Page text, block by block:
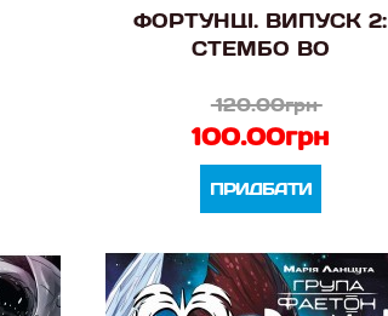
ФОРТУНЦІ. ВИПУСК 2:
СТЕМБО ВО
120.00грн
100.00грн
ПРИДБАТИ